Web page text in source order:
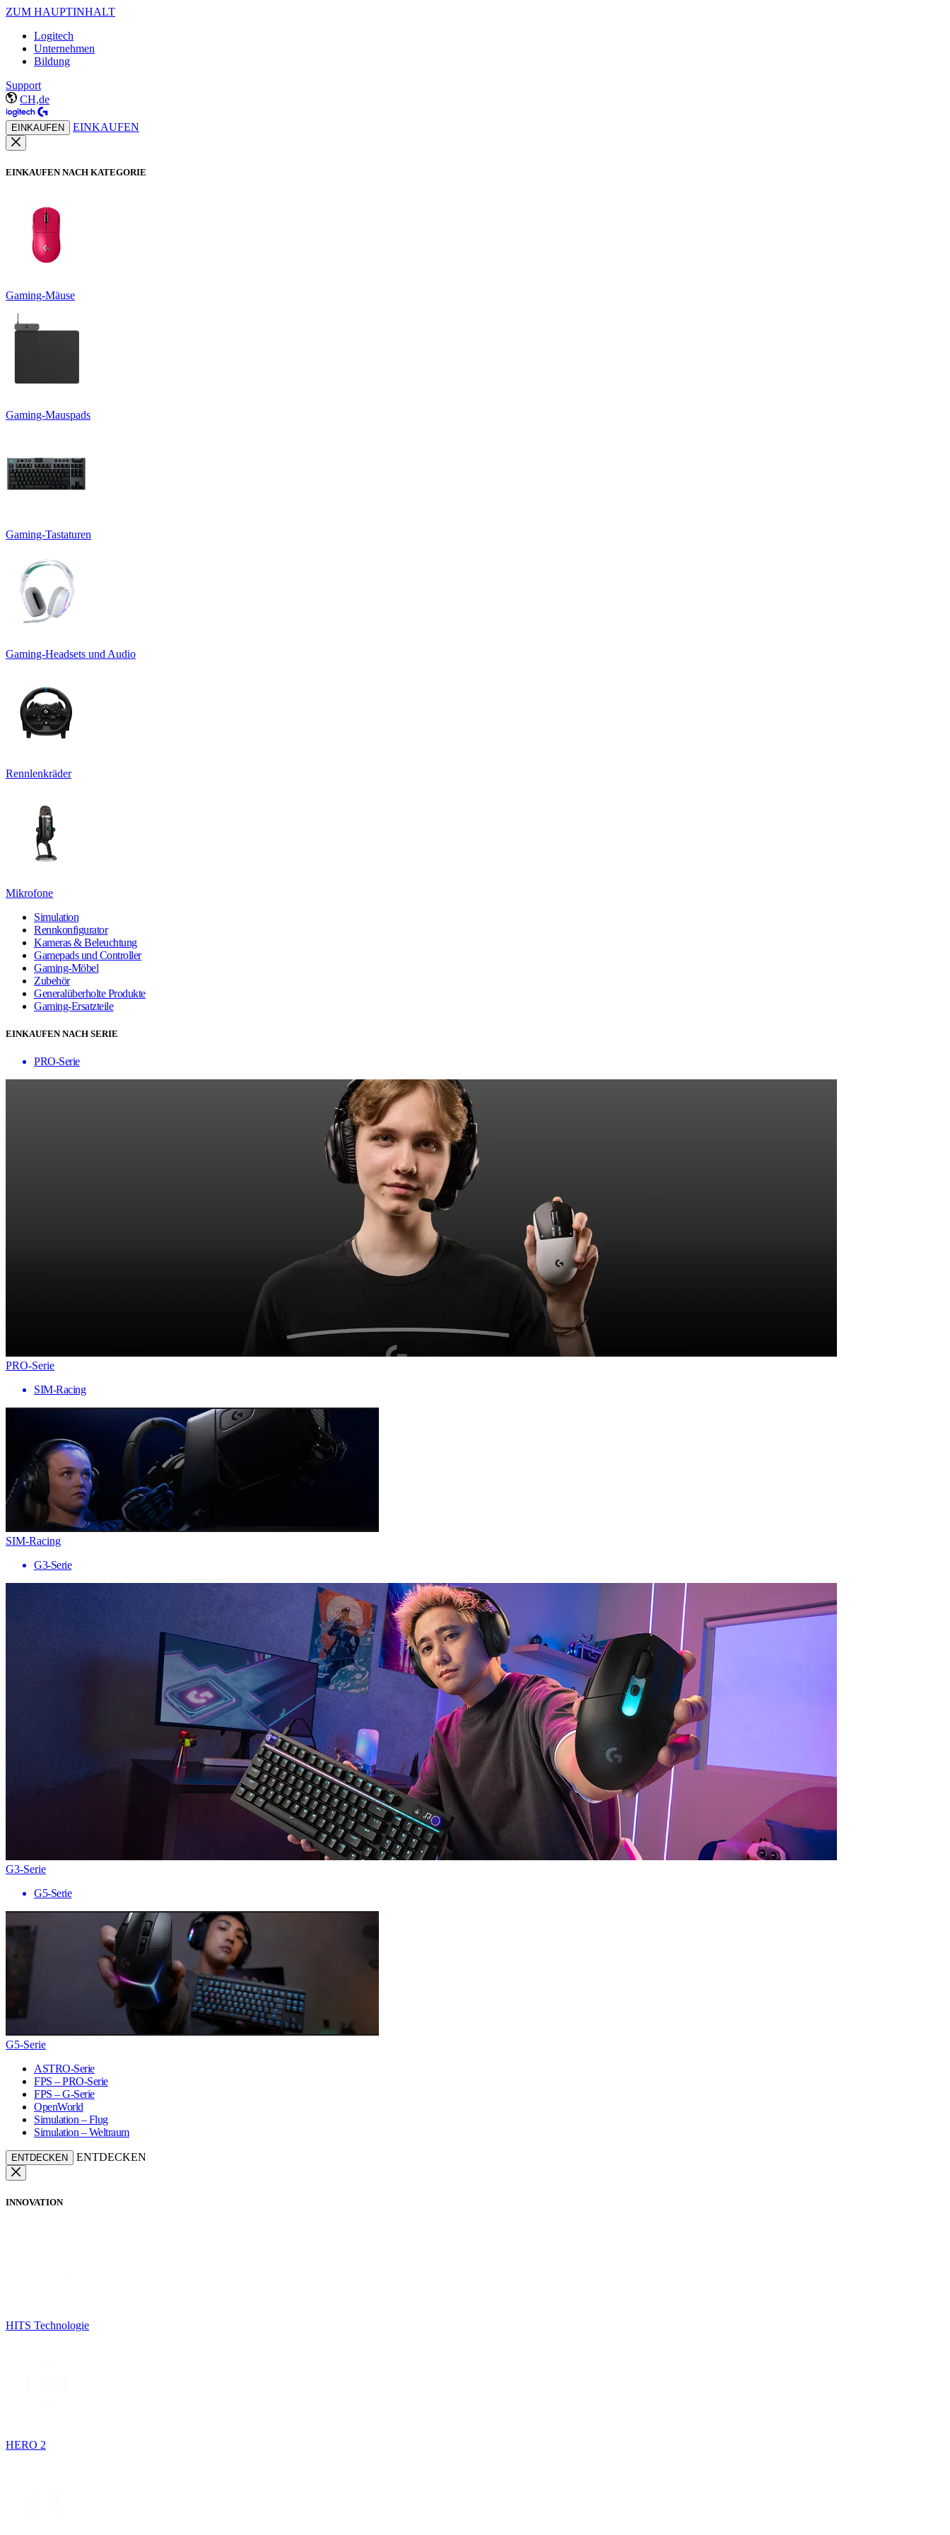
ZUM HAUPTINHALT
Logitech
Unternehmen
Bildung
Support
CH,de
EINKAUFEN EINKAUFEN
EINKAUFEN NACH KATEGORIE
Gaming-Mäuse
Gaming-Mauspads
Gaming-Tastaturen
Gaming-Headsets und Audio
Rennlenkräder
Mikrofone
Simulation
Rennkonfigurator
Kameras & Beleuchtung
Gamepads und Controller
Gaming-Möbel
Zubehör
Generalüberholte Produkte
Gaming-Ersatzteile
EINKAUFEN NACH SERIE
PRO-Serie
PRO-Serie
SIM-Racing
SIM-Racing
G3-Serie
G3-Serie
G5-Serie
G5-Serie
ASTRO-Serie
FPS – PRO-Serie
FPS – G-Serie
OpenWorld
Simulation – Flug
Simulation – Weltraum
ENTDECKEN ENTDECKEN
INNOVATION
HITS Technologie
HERO 2